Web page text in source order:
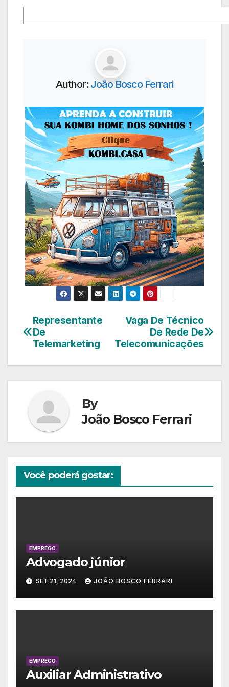
Author: João Bosco Ferrari
Navegação
de
Post
Vaga De Técnico
De Rede De
Telecomunicações
Representante
De
Telemarketing
By
João Bosco Ferrari
Você poderá gostar:
EMPREGO
Advogado júnior
SET 21, 2024 JOÃO BOSCO FERRARI
EMPREGO
Auxiliar Administrativo